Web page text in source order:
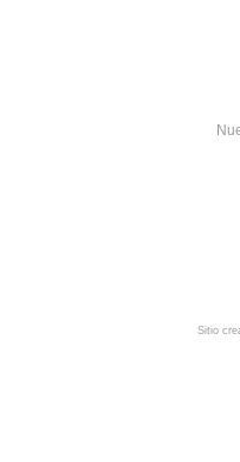
Sitio